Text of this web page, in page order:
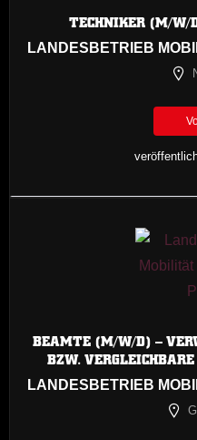
TECHNIKER (M/W/
LANDESBETRIEB
BEAMTE (M/W/D) –
BZW.
LANDESBETRIEB